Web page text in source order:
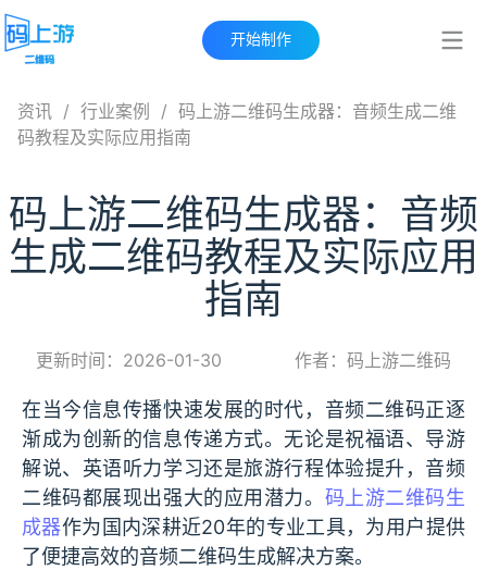
开始制作
资讯 / 行业案例 / 码上游二维码生成器：音频生成二维
码教程及实际应用指南
码上游二维码生成器：音频
生成二维码教程及实际应用
指南
更新时间：2026-01-30 作者：码上游二维码
在当今信息传播快速发展的时代，音频二维码正逐
渐成为创新的信息传递方式。无论是祝福语、导游
解说、英语听力学习还是旅游行程体验提升，音频
二维码都展现出强大的应用潜力。 码上游二维码生
成器作为国内深耕近20年的专业工具，为用户提供
了便捷高效的音频二维码生成解决方案。